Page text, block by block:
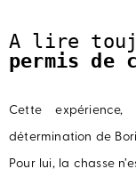
A lire
permis de
Cette
détermination de
Pour lui, la chasse